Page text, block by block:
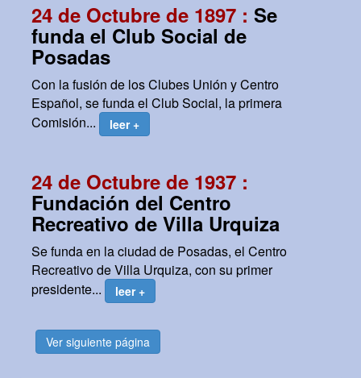
24 de Octubre de 1897 : Se
funda el Club Social de
Posadas
Con la fusión de los Clubes Unión y Centro
Español, se funda el Club Social, la primera
Comisión...
leer +
24 de Octubre de 1937 :
Fundación del Centro
Recreativo de Villa Urquiza
Se funda en la ciudad de Posadas, el Centro
Recreativo de Villa Urquiza, con su primer
presidente...
leer +
Ver siguiente página